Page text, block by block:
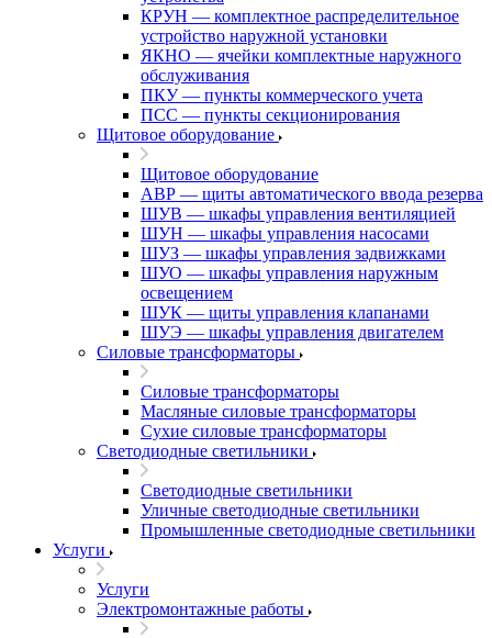
КРУН — комплектное распределительное
устройство наружной установки
ЯКНО — ячейки комплектные наружного
обслуживания
ПКУ — пункты коммерческого учета
ПСС — пункты секционирования
Щитовое оборудование
Щитовое оборудование
АВР — щиты автоматического ввода резерва
ШУВ — шкафы управления вентиляцией
ШУН — шкафы управления насосами
ШУЗ — шкафы управления задвижками
ШУО — шкафы управления наружным
освещением
ШУК — щиты управления клапанами
ШУЭ — шкафы управления двигателем
Силовые трансформаторы
Силовые трансформаторы
Масляные силовые трансформаторы
Сухие силовые трансформаторы
Светодиодные светильники
Светодиодные светильники
Уличные светодиодные светильники
Промышленные светодиодные светильники
Услуги
Услуги
Электромонтажные работы